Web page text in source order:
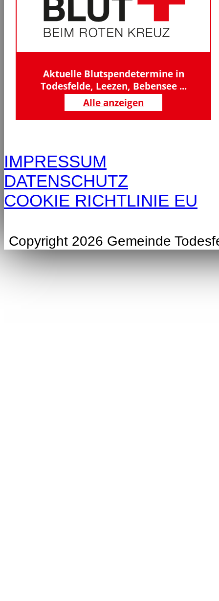
Aktuelle Blutspendetermine in
Todesfelde, Leezen, Bebensee ...
Alle anzeigen
IMPRESSUM
DATENSCHUTZ
COOKIE RICHTLINIE EU
Copyright 2026 Gemeinde